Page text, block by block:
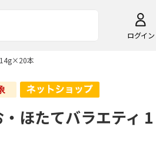
ログイン
14g×20本
ほたてバラエティ 1